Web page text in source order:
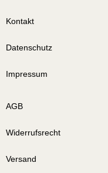
Kontakt
Datenschutz
Impressum
AGB
Widerrufsrecht
Versand